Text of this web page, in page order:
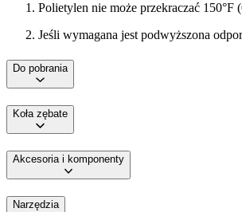
Polietylen nie może przekraczać 150°F
Jeśli wymagana jest podwyższona
Do pobrania
Koła zębate
Akcesoria i komponenty
Narzędzia